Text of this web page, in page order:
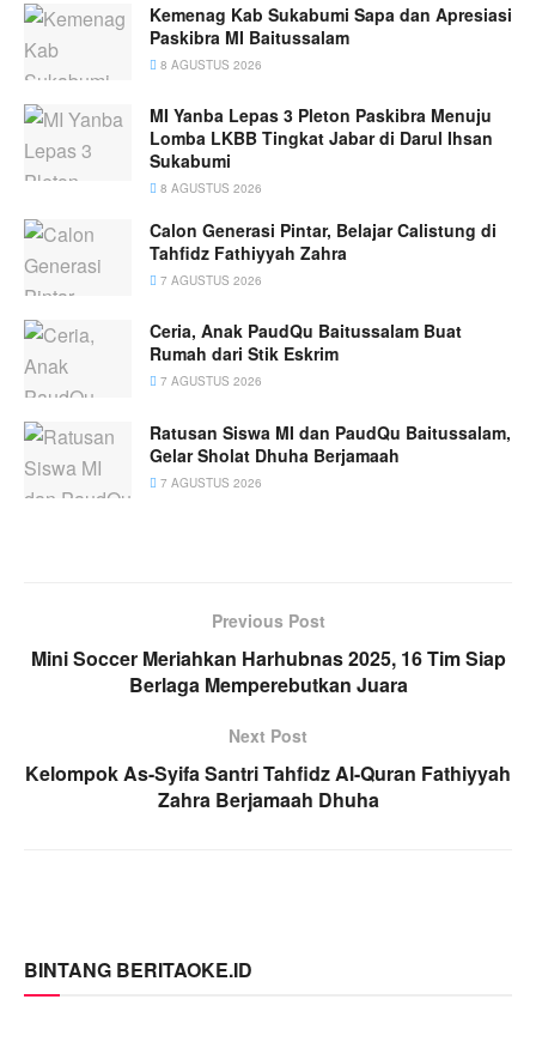
Kemenag Kab Sukabumi Sapa dan Apresiasi
Paskibra MI Baitussalam
8 AGUSTUS 2026
MI Yanba Lepas 3 Pleton Paskibra Menuju
Lomba LKBB Tingkat Jabar di Darul Ihsan
Sukabumi
8 AGUSTUS 2026
Calon Generasi Pintar, Belajar Calistung di
Tahfidz Fathiyyah Zahra
7 AGUSTUS 2026
Ceria, Anak PaudQu Baitussalam Buat
Rumah dari Stik Eskrim
7 AGUSTUS 2026
Ratusan Siswa MI dan PaudQu Baitussalam,
Gelar Sholat Dhuha Berjamaah
7 AGUSTUS 2026
Previous Post
Mini Soccer Meriahkan Harhubnas 2025, 16 Tim Siap
Berlaga Memperebutkan Juara
Next Post
Kelompok As-Syifa Santri Tahfidz Al-Quran Fathiyyah
Zahra Berjamaah Dhuha
BINTANG BERITAOKE.ID